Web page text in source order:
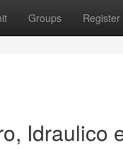
Groups Register
Idraulico